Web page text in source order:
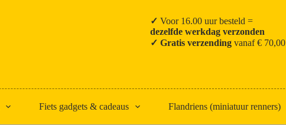
✓ Voor 16.00 uur besteld =
dezelfde werkdag verzonden
✓ Gratis verzendingvanaf € 70,00
Fiets gadgets & cadeaus Flandriens (miniatuur renners)